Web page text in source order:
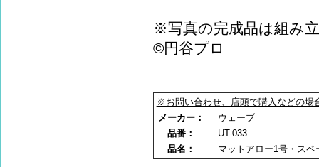
※写真の完成品は組み
©円谷プロ
※お問い合わせ、店頭で購入などの場
メーカー：
ウェーブ
品番：
UT-033
品名：
マットアロー1号・ス